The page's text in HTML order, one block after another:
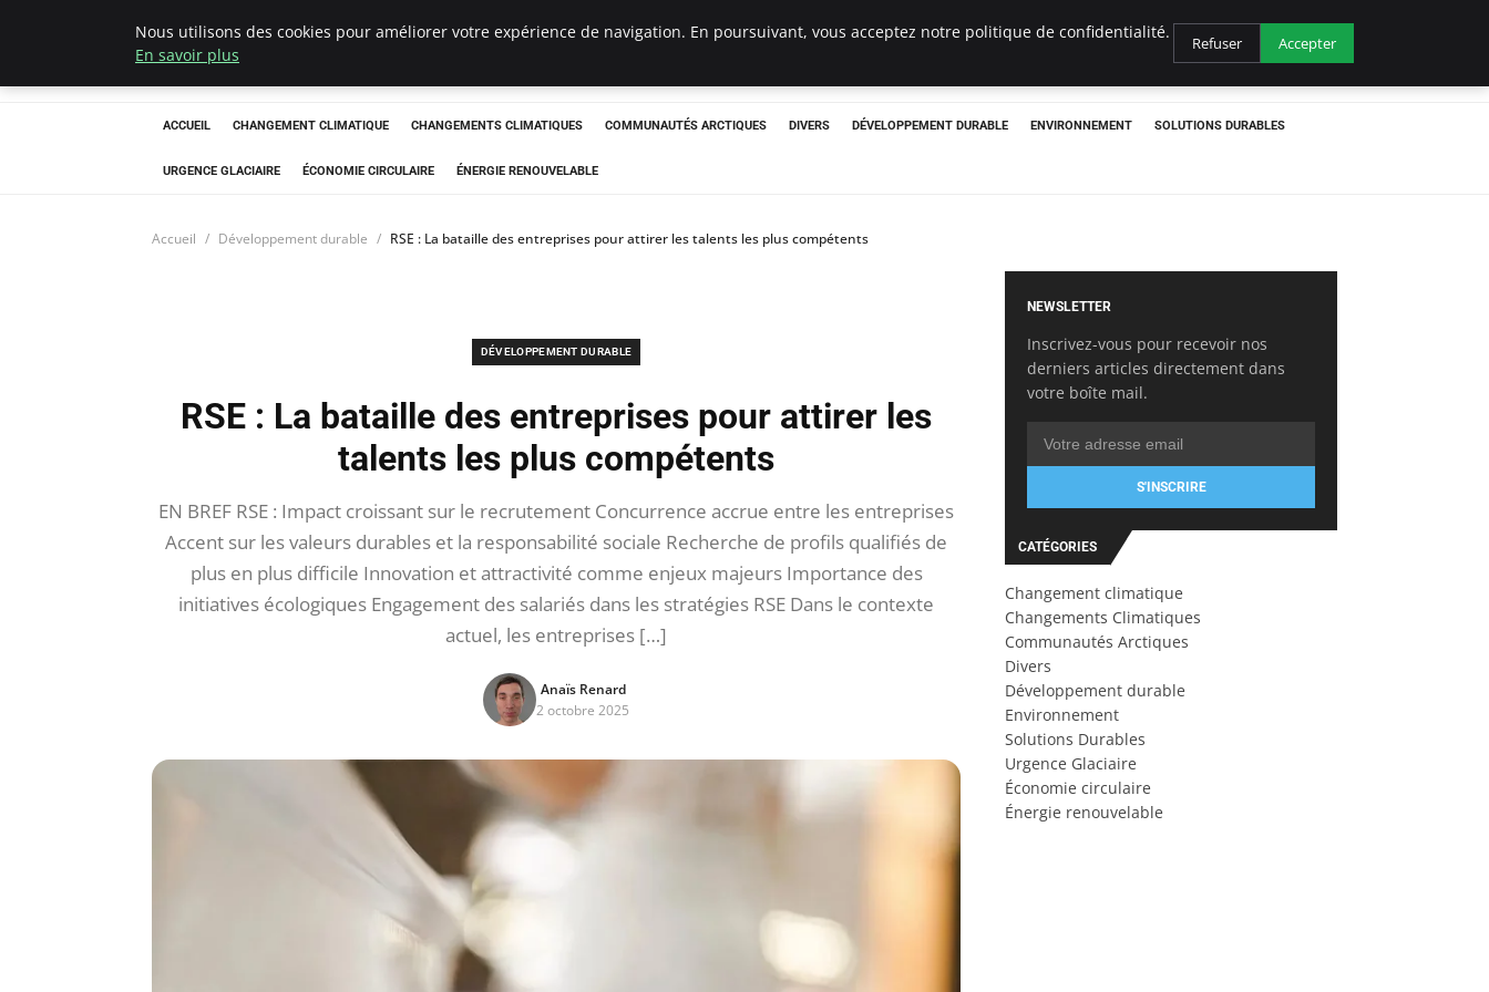
Arcticclimateemergency
ACCUEIL CHANGEMENT CLIMATIQUE CHANGEMENTS CLIMATIQUES COMMUNAUTÉS ARCTIQUES DIVERS DÉVELOPPEMENT DURABLE ENVIRONNEMENT SOLUTIONS DURABLES
URGENCE GLACIAIRE ÉCONOMIE CIRCULAIRE ÉNERGIE RENOUVELABLE
Accueil Développement durable RSE : La bataille des entreprises pour attirer les talents les plus compétents
DÉVELOPPEMENT DURABLE
RSE : La bataille des entreprises pour attirer les
talents les plus compétents
EN BREF RSE : Impact croissant sur le recrutement Concurrence accrue entre les entreprises
Accent sur les valeurs durables et la responsabilité sociale Recherche de profils qualifiés de
plus en plus difficile Innovation et attractivité comme enjeux majeurs Importance des
initiatives écologiques Engagement des salariés dans les stratégies RSE Dans le contexte
actuel, les entreprises […]
Anaïs Renard
2 octobre 2025
NEWSLETTER
Inscrivez-vous pour recevoir nos
derniers articles directement dans
votre boîte mail.
S'INSCRIRE
CATÉGORIES
Changement climatique
Changements Climatiques
Communautés Arctiques
Divers
Développement durable
Environnement
Solutions Durables
Urgence Glaciaire
Économie circulaire
Énergie renouvelable
Nous utilisons des cookies pour améliorer votre expérience de navigation. En poursuivant, vous acceptez notre politique de confidentialité.
En savoir plus
Refuser Accepter